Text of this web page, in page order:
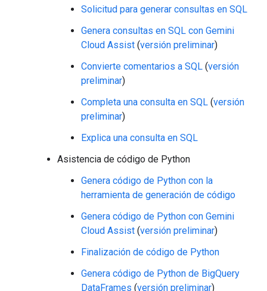
Solicitud para generar consultas en SQL
Genera consultas en SQL con Gemini
Cloud Assist (versión preliminar)
Convierte comentarios a SQL (versión
preliminar)
Completa una consulta en SQL (versión
preliminar)
Explica una consulta en SQL
Asistencia de código de Python
Genera código de Python con la
herramienta de generación de código
Genera código de Python con Gemini
Cloud Assist (versión preliminar)
Finalización de código de Python
Genera código de Python de BigQuery
DataFrames (versión preliminar)